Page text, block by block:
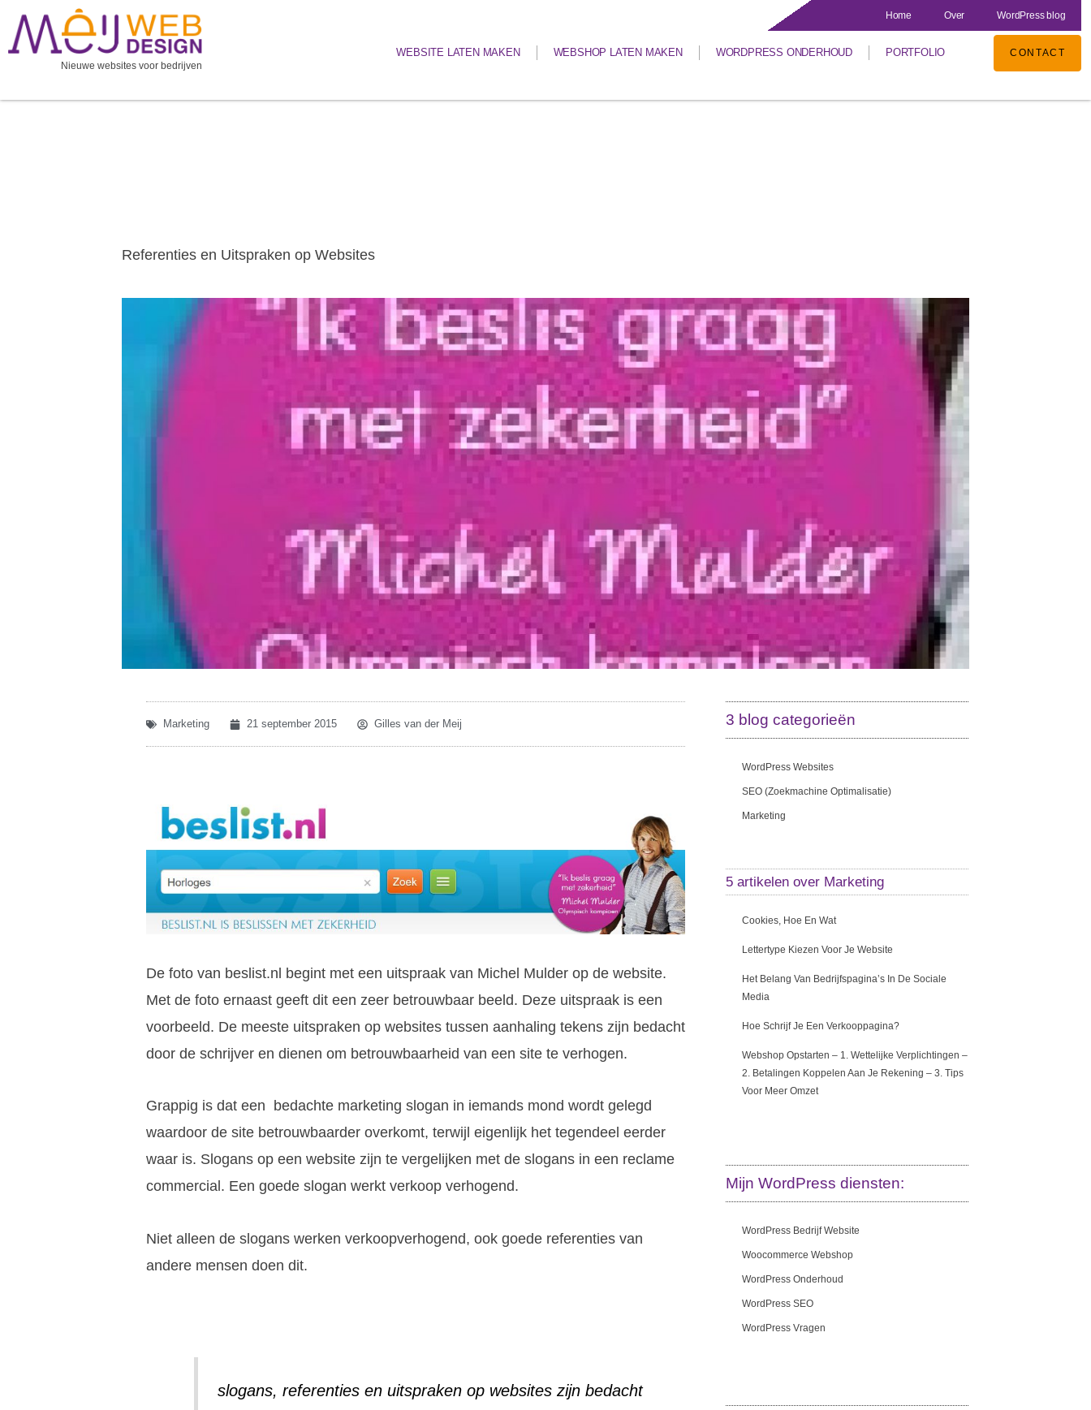
naar
Nieuwe websites voor bedrijven
Home Over WordPress blog
WEBSITE LATEN MAKEN WEBSHOP LATEN MAKEN WORDPRESS ONDERHOUD PORTFOLIO CONTACT
Referenties en Uitspraken op Websites
Marketing 21 september 2015 Gilles van der Meij
De foto van beslist.nl begint met een uitspraak van Michel Mulder op de website.
Met de foto ernaast geeft dit een zeer betrouwbaar beeld. Deze uitspraak is een
voorbeeld. De meeste uitspraken op websites tussen aanhaling tekens zijn bedacht
door de schrijver en dienen om betrouwbaarheid van een site te verhogen.
Grappig is dat een bedachte marketing slogan in iemands mond wordt gelegd
waardoor de site betrouwbaarder overkomt, terwijl eigenlijk het tegendeel eerder
waar is. Slogans op een website zijn te vergelijken met de slogans in een reclame
commercial. Een goede slogan werkt verkoop verhogend.
Niet alleen de slogans werken verkoopverhogend, ook goede referenties van
andere mensen doen dit.
slogans, referenties en uitspraken op websites zijn bedacht
3 blog categorieën
WordPress Websites
SEO (zoekmachine Optimalisatie)
Marketing
5 artikelen over Marketing
Cookies, Hoe En Wat
Lettertype Kiezen Voor Je Website
Het Belang Van Bedrijfspagina’s In De Sociale
Media
Hoe Schrijf Je Een Verkooppagina?
Webshop Opstarten – 1. Wettelijke Verplichtingen –
2. Betalingen Koppelen Aan Je Rekening – 3. Tips
Voor Meer Omzet
Mijn WordPress diensten:
WordPress Bedrijf Website
Woocommerce Webshop
WordPress Onderhoud
WordPress SEO
WordPress Vragen